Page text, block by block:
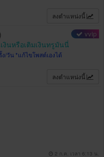
ลงตำแหน่งนี้
vvip
งินหรือเติมเงินทรูมันนี่
/วัน *แก้ไขโพสต์เองได้
ลงตำแหน่งนี้
2 ก.ค. เวลา 6:13 น.